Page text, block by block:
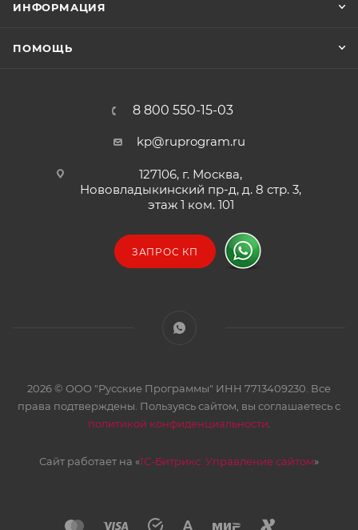
ИНФОРМАЦИЯ
ПОМОЩЬ
8 800 550-15-03
kp@ruprogram.ru
127106, г. Москва,
Нововладыкинский пр-д, д. 8 стр. 3,
этаж 1 ком. 101
ЗАПРОС КП
2026 © ООО "Русские Программы" ИНН 7713409230. Все
права подтверждены. Пользуясь сайтом, вы соглашаетесь с
политикой конфиденциальности
Сайт работает на «1С-Битрикс: Управление сайтом»